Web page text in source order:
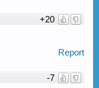
+20
Report
-7